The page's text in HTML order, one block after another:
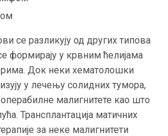
се разликују од других типова
формирају у крвним ћелијама
Док неки хематолошки
у лечењу солидних тумора,
малигнитете као што
Трансплантација матичних
за неке малигнитети